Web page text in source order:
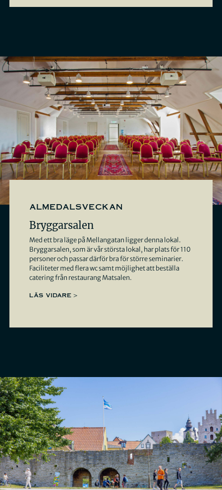
almedalsveckan
Bryggarsalen
Med ett bra läge på Mellangatan ligger denna lokal.
Bryggarsalen, som är vår största lokal, har plats för 110
personer och passar därför bra för större seminarier.
Faciliteter med flera wc samt möjlighet att beställa
catering från restaurang Matsalen.
LÄS VIDARE >